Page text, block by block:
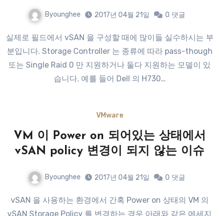
Byounghee 2017년 04월 21일 0 댓글
실제로 필드에서 vSAN 을 구성할 때에 많이들 실수하시는 부
분입니다. Storage Controller 는 종류에 따라 pass-though
또는 Single Raid 0 만 지원하거나 둘다 지원하는 모델이 있
습니다. 예를 들어 Dell 의 H730…
VMware
VM 이 Power on 되어있는 상태에서
vSAN policy 변경이 되지 않는 이슈
Byounghee 2017년 04월 21일 0 댓글
vSAN 을 사용하는 환경에서 간혹 Power on 상태의 VM 의
vSAN Storage Policy 를 변경하는 경우 아래와 같은 메세지